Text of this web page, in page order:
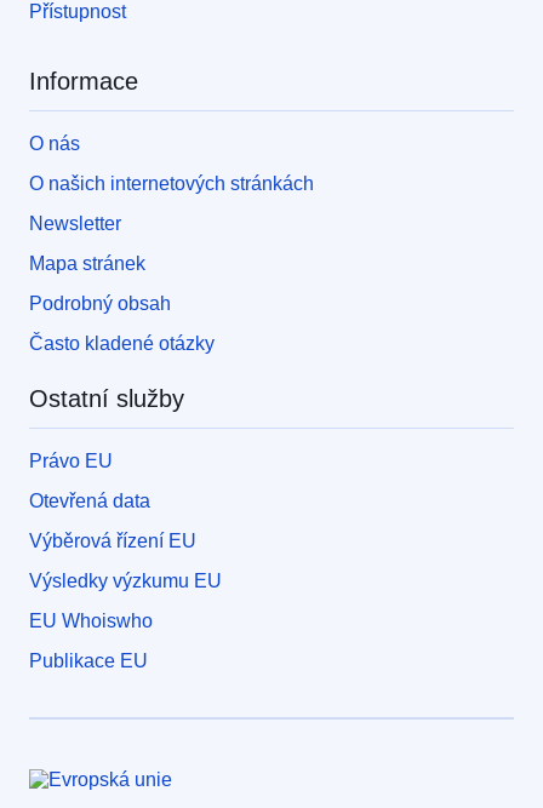
Přístupnost
Informace
O nás
O našich internetových stránkách
Newsletter
Mapa stránek
Podrobný obsah
Často kladené otázky
Ostatní služby
Právo EU
Otevřená data
Výběrová řízení EU
Výsledky výzkumu EU
EU Whoiswho
Publikace EU